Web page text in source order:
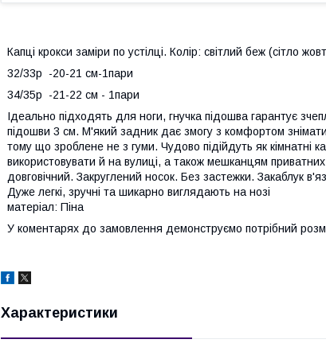
Капці крокси заміри по устілці. Колір: світлий беж (сітло
32/33р -20-21 см-1пари
34/35р -21-22 см - 1пари
Ідеально підходять для ноги, гнучка підошва гарантує
підошви 3 см. М'який задник дає змогу з комфортом
тому що зроблене не з гуми. Чудово підійдуть як кімнатні
використовувати й на вулиці, а також мешканцям
довговічний. Закруглений носок. Без застежки. Закаблук
Дуже легкі, зручні та шикарно виглядають на нозі
матеріал: Піна
У коментарях до замовлення демонструємо потрібний
Характеристики